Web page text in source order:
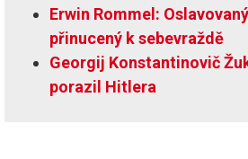
Erwin Rommel:
přinucený k sebevraždě
Georgij Konstantinovič
porazil Hitlera